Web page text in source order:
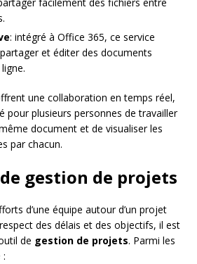
: intégré à Office 365, ce service
et éditer des documents
une collaboration en temps réel,
pour plusieurs personnes de travailler
document et de visualiser les
par chacun.
gestion de projets
d’une équipe autour d’un projet
des délais et des objectifs, il est
de gestion de projets. Parmi les
: